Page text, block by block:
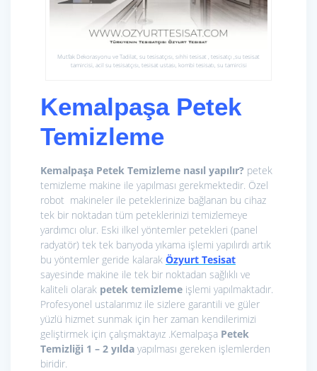
Mutfak Dekorasyonu ve Tadilat, su tesisatçısı, sıhhi tesisat , tesisatçı ,su tesisat
tamircisi, acil su tesisatçısı, tesisat ustası, kombi tesisatı, su tamircisi
Kemalpaşa Petek
Temizleme
Kemalpaşa Petek Temizleme nasıl yapılır? petek
temizleme makine ile yapılması gerekmektedir. Özel
robot makineler ile peteklerinize bağlanan bu cihaz
tek bir noktadan tüm peteklerinizi temizlemeye
yardımcı olur. Eski ilkel yöntemler petekleri (panel
radyatör) tek tek banyoda yıkama işlemi yapılırdı artık
bu yöntemler geride kalarak Özyurt Tesisat
sayesinde makine ile tek bir noktadan sağlıklı ve
kaliteli olarak petek temizleme işlemi yapılmaktadır.
Profesyonel ustalarımız ile sizlere garantili ve güler
yüzlü hizmet sunmak için her zaman kendilerimizi
geliştirmek için çalışmaktayız .Kemalpaşa Petek
Temizliği 1 – 2 yılda yapılması gereken işlemlerden
biridir.